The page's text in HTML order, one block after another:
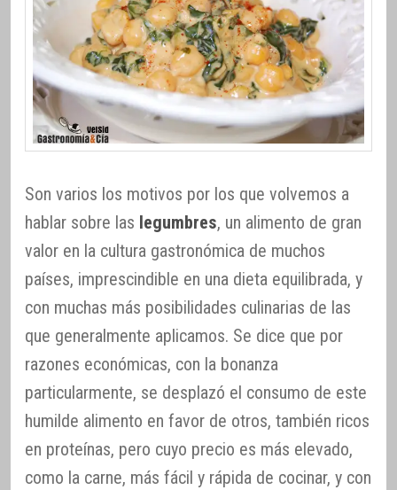
Son varios los motivos por los que volvemos a
hablar sobre las legumbres, un alimento de gran
valor en la cultura gastronómica de muchos
países, imprescindible en una dieta equilibrada, y
con muchas más posibilidades culinarias de las
que generalmente aplicamos. Se dice que por
razones económicas, con la bonanza
particularmente, se desplazó el consumo de este
humilde alimento en favor de otros, también ricos
en proteínas, pero cuyo precio es más elevado,
como la carne, más fácil y rápida de cocinar, y con